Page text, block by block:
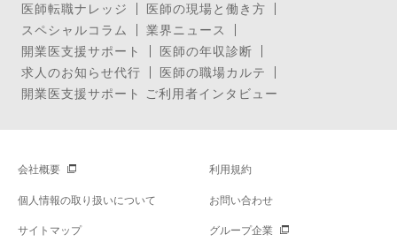
医師転職ナレッジ
医師の現場と働き方
スペシャルコラム
業界ニュース
開業医支援サポート
医師の年収診断
求人のお知らせ代行
医師の職場カルテ
開業医支援サポート ご利用者インタビュー
会社概要 利用規約
個人情報の取り扱いについて お問い合わせ
サイトマップ グループ企業